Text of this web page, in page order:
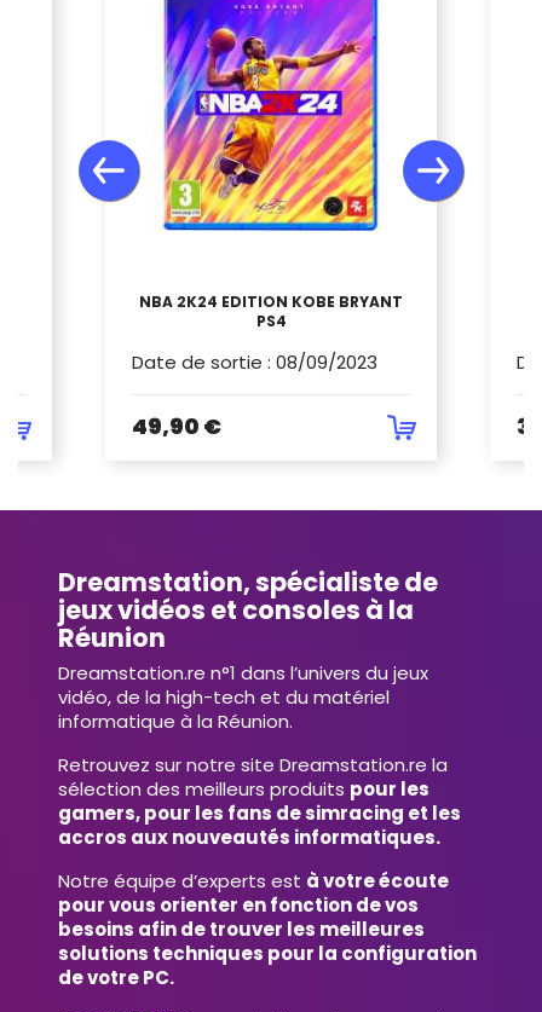
NBA 2K24 EDITION KOBE BRYANT
PS4
Date de sortie : 08/09/2023
49,90 €
Dreamstation, spécialiste de
jeux vidéos et consoles à la
Réunion
Dreamstation.re n°1 dans l’univers du jeux
vidéo, de la high-tech et du matériel
informatique à la Réunion.
Retrouvez sur notre site Dreamstation.re la
sélection des meilleurs produits pour les
gamers, pour les fans de simracing et les
accros aux nouveautés informatiques.
Notre équipe d’experts est à votre écoute
pour vous orienter en fonction de vos
besoins afin de trouver les meilleures
solutions techniques pour la configuration
de votre PC.